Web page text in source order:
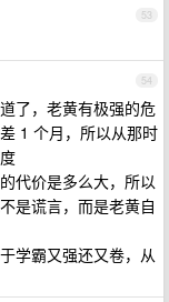
53
54
了，老黄有极强的危
1 个月，所以从那时
代价是多么大，所以
是谎言，而是老黄自
学霸又强还又卷，从